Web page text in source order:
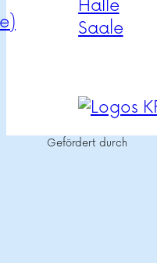
Gefördert durch